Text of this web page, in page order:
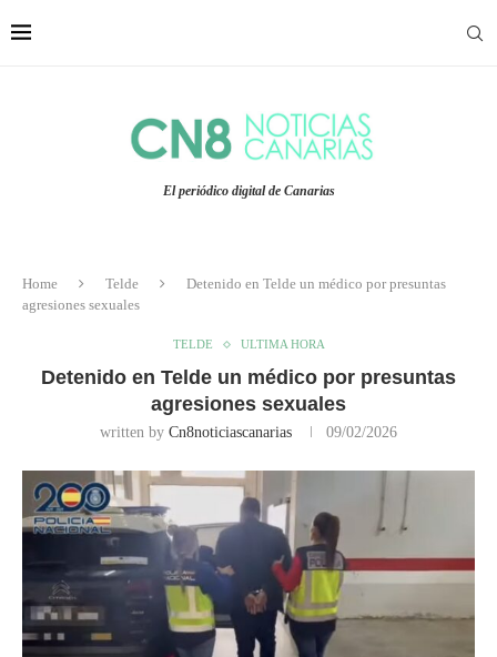
El periódico digital de Canarias
Home Telde
Detenido en Telde un médico por presuntas
agresiones sexuales
TELDE ULTIMA HORA
Detenido en Telde un médico por presuntas
agresiones sexuales
written by Cn8noticiascanarias 09/02/2026